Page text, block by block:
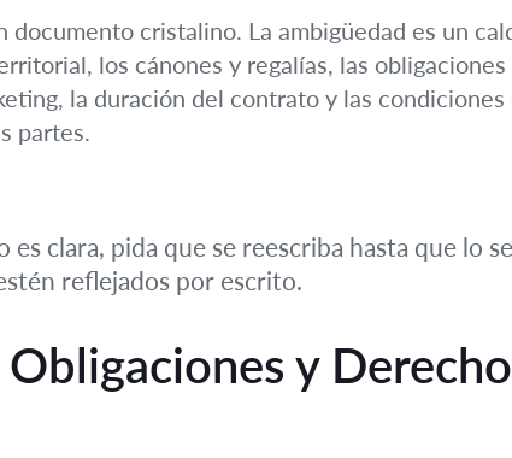
cristalino. La ambigüedad es un
los cánones y regalías, las
la duración del contrato y las
partes.
es clara, pida que se reescriba hasta que lo
reflejados por escrito.
y